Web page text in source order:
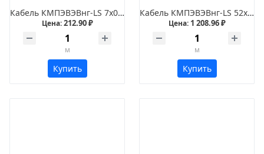
Кабель КМПЭВЭВнг-LS 7х0,75
Цена:212.90 ₽
м
Купить
Кабель КМПЭВЭВнг-LS 52х0,5
Цена: 1 208.96 ₽
м
Купить